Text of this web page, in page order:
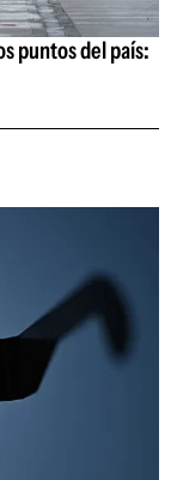
puntos del país: